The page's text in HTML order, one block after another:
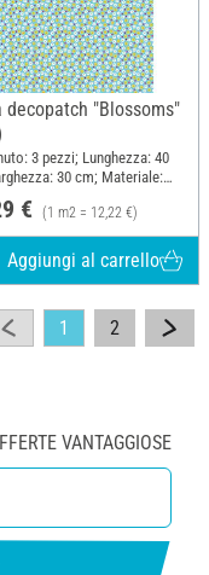
decopatch "Blossoms"
3 pezzi; Lunghezza: 40
30 cm; Materiale:
€ (1 m2 = 12,22 €)
Aggiungi al carrello
1 2
VANTAGGIOSE